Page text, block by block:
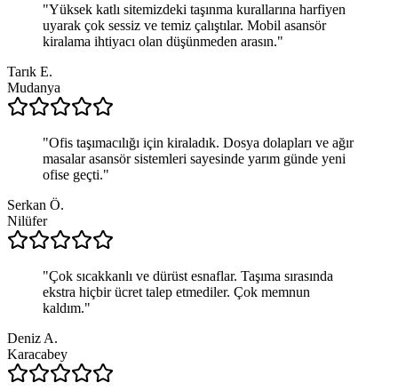
"Yüksek katlı sitemizdeki taşınma kurallarına harfiyen
uyarak çok sessiz ve temiz çalıştılar. Mobil asansör
kiralama ihtiyacı olan düşünmeden arasın."
Tarık E.
Mudanya
"Ofis taşımacılığı için kiraladık. Dosya dolapları ve ağır
masalar asansör sistemleri sayesinde yarım günde yeni
ofise geçti."
Serkan Ö.
Nilüfer
"Çok sıcakkanlı ve dürüst esnaflar. Taşıma sırasında
ekstra hiçbir ücret talep etmediler. Çok memnun
kaldım."
Deniz A.
Karacabey